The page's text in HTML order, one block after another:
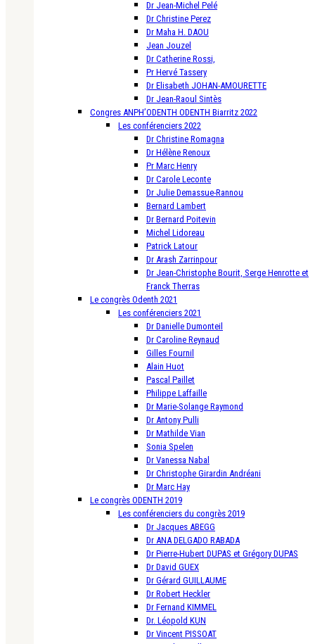
Dr Jean-Michel Pelé
Dr Christine Perez
Dr Maha H. DAOU
Jean Jouzel
Dr Catherine Rossi,
Pr Hervé Tassery
Dr Elisabeth JOHAN-AMOURETTE
Dr Jean-Raoul Sintès
Congres ANPH’ODENTH ODENTH Biarritz 2022
Les conférenciers 2022
Dr Christine Romagna
Dr Hélène Renoux
Pr Marc Henry
Dr Carole Leconte
Dr Julie Demassue-Rannou
Bernard Lambert
Dr Bernard Poitevin
Michel Lidoreau
Patrick Latour
Dr Arash Zarrinpour
Dr Jean-Christophe Bourit, Serge Henrotte et
Franck Therras
Le congrès Odenth 2021
Les conférenciers 2021
Dr Danielle Dumonteil
Dr Caroline Reynaud
Gilles Fournil
Alain Huot
Pascal Paillet
Philippe Laffaille
Dr Marie-Solange Raymond
Dr Antony Pulli
Dr Mathilde Vian
Sonia Spelen
Dr Vanessa Nabal
Dr Christophe Girardin Andréani
Dr Marc Hay
Le congrès ODENTH 2019
Les conférenciers du congrès 2019
Dr Jacques ABEGG
Dr ANA DELGADO RABADA
Dr Pierre-Hubert DUPAS et Grégory DUPAS
Dr David GUEX
Dr Gérard GUILLAUME
Dr Robert Heckler
Dr Fernand KIMMEL
Dr. Léopold KUN
Dr Vincent PISSOAT